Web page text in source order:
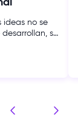
ideas no se
se
de la
la